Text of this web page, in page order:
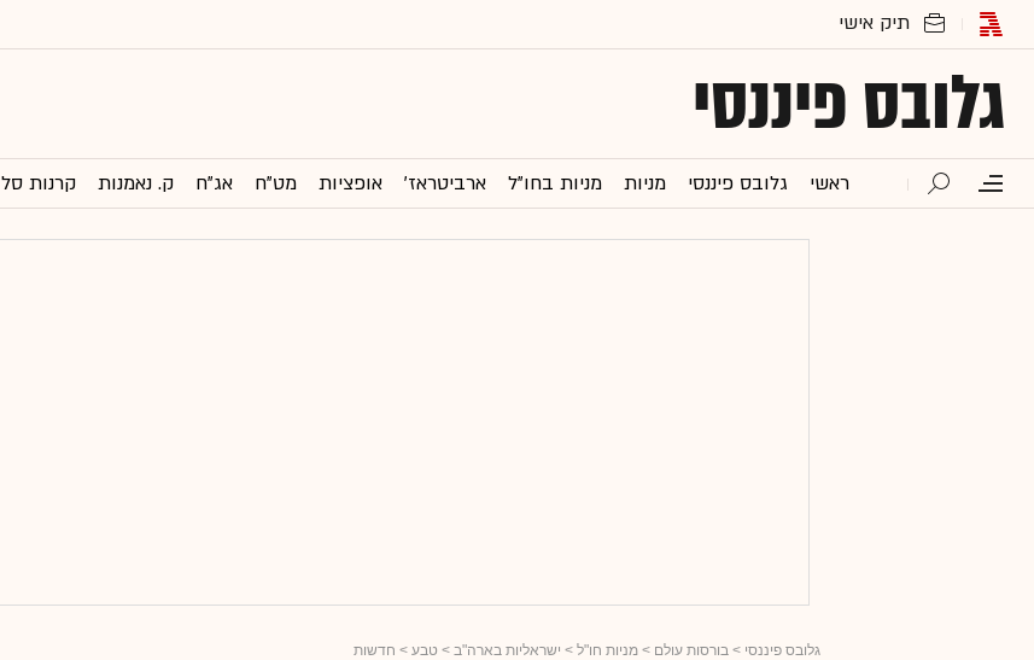
גלובס פיננסי
ראשי גלובס פיננסי מניות מניות בחו"ל ארביטראז' אופציות מט"ח אג"ח ק. נאמנות קרנות סל
גלובס פיננסי > בורסות עולם > מניות חו"ל > ישראליות בארה"ב > טבע > חדשות